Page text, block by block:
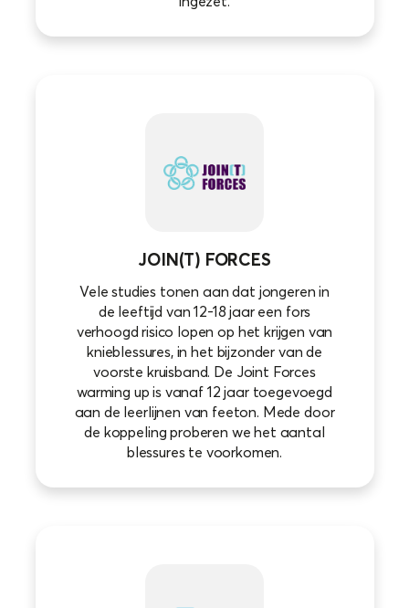
JOIN(T) FORCES
Vele studies tonen aan dat jongeren in
de leeftijd van 12-18 jaar een fors
verhoogd risico lopen op het krijgen van
knieblessures, in het bijzonder van de
voorste kruisband. De Joint Forces
warming up is vanaf 12 jaar toegevoegd
aan de leerlijnen van feeton. Mede door
de koppeling proberen we het aantal
blessures te voorkomen.